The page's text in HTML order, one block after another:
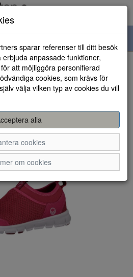
sparar referenser till ditt besök
anpassade funktioner,
att möjliggöra personifierad
cookies, som krävs för
välja vilken typ av cookies du vill
alla
cookies
om cookies